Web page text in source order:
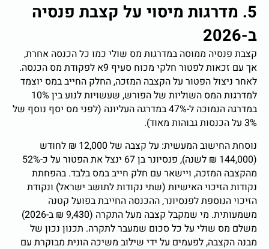
5. מדרגות מיסוי על קצבת פנסיה
ב-2026
קצבת פנסיה ממוסה במדרגות מס שולי כמו כל הכנסה אחרת,
אך עם זכאות לפטור חלקי מכוח סעיף 9א לפקודת מס הכנסה.
לאחר ניצול הפטור על הקצבה המזכה, החלק החייב במס יוצמד
למדרגות המס השוליות של הפורש, שעשויות לנוע בין 10%
במדרגה הנמוכה ל-47% במדרגה העליונה (לפני מס יסף נוסף של
3% על הכנסות גבוהות מאוד).
נוסחת החישוב המעשית: על קצבה של 12,000 ₪ לחודש
(144,000 ₪ לשנה), פנסיונר בן 67 ינצל את הפטור על כ-52%
מהקצבה המזכה, ויישאר עם חלק חייב במס בלבד. בהפחתת
נקודות הזיכוי האישיות (שתי נקודות לתושב ישראל) ונקודת
הזיכוי הנוספת לפנסיונר, ההכנסה החייבת בפועל קטנה
משמעותית. מי שמקבל קצבה מעל התקרה (9,430 ₪ ב-2026)
משלם מס שולי על כל סכום שמעבר לתקרה. תכנון נכון של
מבנה הקצבה, לפעמים על ידי שילוב משיכה הונית מבוקרת עם